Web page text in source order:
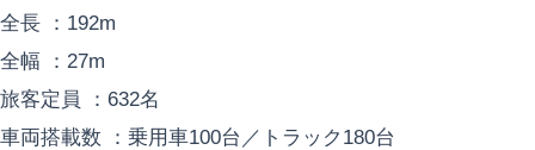
全長 ：192m
全幅 ：27m
旅客定員 ：632名
車両搭載数 ：乗用車100台／トラック180台